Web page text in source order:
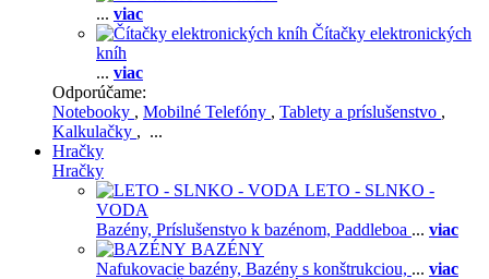
... viac
Čítačky elektronických
kníh
... viac
Odporúčame:
Notebooky , Mobilné Telefóny , Tablety a príslušenstvo ,
Kalkulačky , ...
Hračky
Hračky
LETO - SLNKO -
VODA
Bazény, Príslušenstvo k bazénom, Paddleboa ... viac
BAZÉNY
Nafukovacie bazény, Bazény s konštrukciou, ... viac